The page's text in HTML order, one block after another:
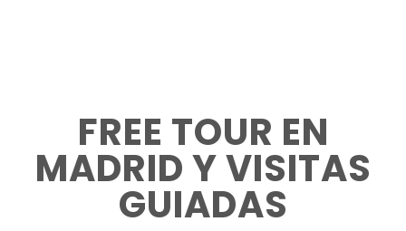
FREE TOUR EN
MADRID Y VISITAS
GUIADAS